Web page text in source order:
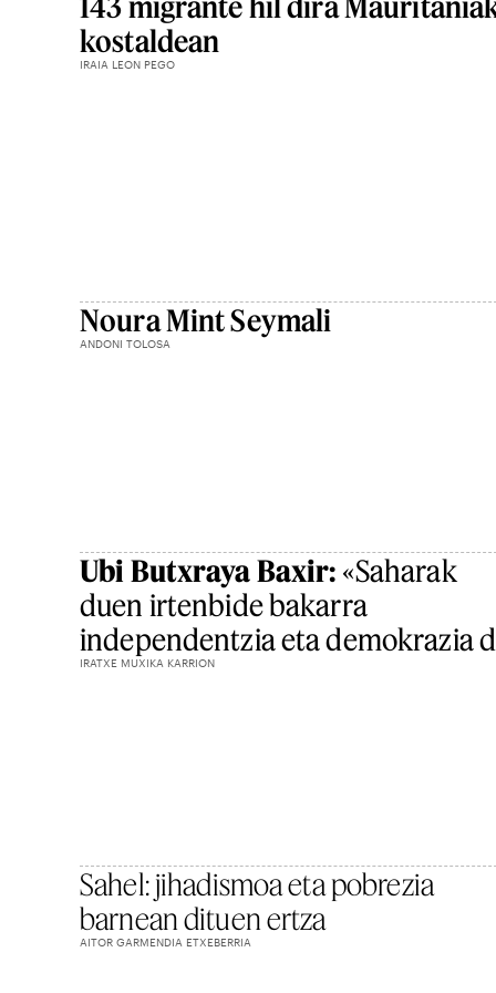
kostaldean
IRAIA LEON PEGO
Noura Mint Seymali
ANDONI TOLOSA
Ubi Butxraya Baxir: «Saharak
duen irtenbide bakarra
independentzia eta demokrazia
IRATXE MUXIKA KARRION
Sahel: jihadismoa eta pobrezia
barnean dituen ertza
AITOR GARMENDIA ETXEBERRIA